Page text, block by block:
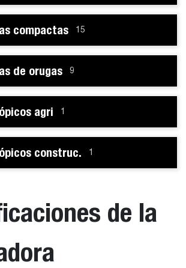
compactas 15
de orugas 9
agri 1
construc. 1
de la